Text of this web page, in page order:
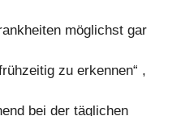
möglichst gar
zu erkennen“ ,
bei der täglichen